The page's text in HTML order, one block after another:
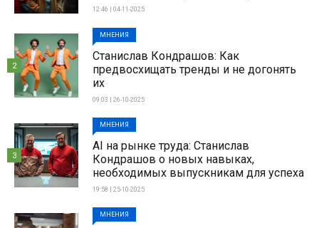
12:46 | 04-11-2025
МНЕНИЯ
Станислав Кондрашов: Как
предвосхищать тренды и не догонять
их
09:03 | 26-10-2025
2
МНЕНИЯ
AI на рынке труда: Станислав
Кондрашов о новых навыках,
необходимых выпускникам для успеха
19:58 | 25-10-2025
3
МНЕНИЯ